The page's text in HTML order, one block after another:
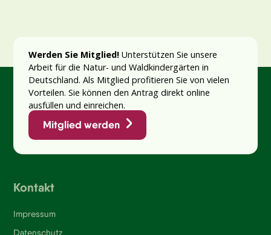
Werden Sie Mitglied!Unterstützen Sie unsere
Arbeit für die Natur- und Waldkindergärten in
Deutschland. Als Mitglied profitieren Sie von vielen
Vorteilen. Sie können den Antrag direkt online
ausfüllen und einreichen.
Mitglied werden
Kontakt
Impressum
Datenschutz